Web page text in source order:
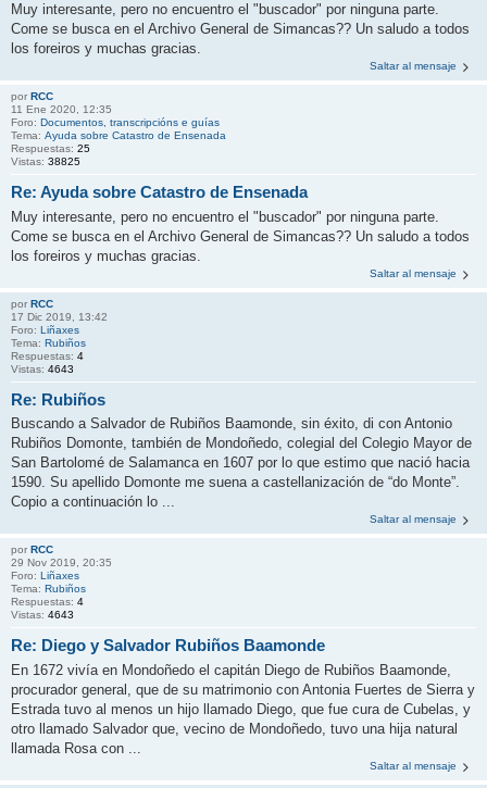
Muy interesante, pero no encuentro el "buscador" por ninguna parte.
Come se busca en el Archivo General de Simancas?? Un saludo a todos
los foreiros y muchas gracias.
Saltar al mensaje
por RCC
11 Ene 2020, 12:35
Foro: Documentos, transcripcións e guías
Tema: Ayuda sobre Catastro de Ensenada
Respuestas: 25
Vistas: 38825
Re: Ayuda sobre Catastro de Ensenada
Muy interesante, pero no encuentro el "buscador" por ninguna parte.
Come se busca en el Archivo General de Simancas?? Un saludo a todos
los foreiros y muchas gracias.
Saltar al mensaje
por RCC
17 Dic 2019, 13:42
Foro: Liñaxes
Tema: Rubiños
Respuestas: 4
Vistas: 4643
Re: Rubiños
Buscando a Salvador de Rubiños Baamonde, sin éxito, di con Antonio
Rubiños Domonte, también de Mondoñedo, colegial del Colegio Mayor de
San Bartolomé de Salamanca en 1607 por lo que estimo que nació hacia
1590. Su apellido Domonte me suena a castellanización de “do Monte”.
Copio a continuación lo ...
Saltar al mensaje
por RCC
29 Nov 2019, 20:35
Foro: Liñaxes
Tema: Rubiños
Respuestas: 4
Vistas: 4643
Re: Diego y Salvador Rubiños Baamonde
En 1672 vivía en Mondoñedo el capitán Diego de Rubiños Baamonde,
procurador general, que de su matrimonio con Antonia Fuertes de Sierra y
Estrada tuvo al menos un hijo llamado Diego, que fue cura de Cubelas, y
otro llamado Salvador que, vecino de Mondoñedo, tuvo una hija natural
llamada Rosa con ...
Saltar al mensaje